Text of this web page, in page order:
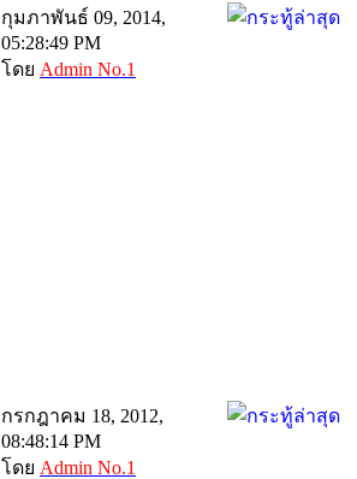
กุมภาพันธ์ 09, 2014,
05:28:49 PM
โดย Admin No.1
กรกฎาคม 18, 2012,
08:48:14 PM
โดย Admin No.1